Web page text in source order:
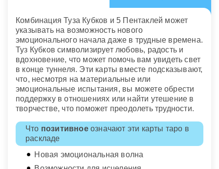
Комбинация Туза Кубков и 5 Пентаклей может
указывать на возможность нового
эмоционального начала даже в трудные времена.
Туз Кубков символизирует любовь, радость и
вдохновение, что может помочь вам увидеть свет
в конце туннеля. Эти карты вместе подсказывают,
что, несмотря на материальные или
эмоциональные испытания, вы можете обрести
поддержку в отношениях или найти утешение в
творчестве, что поможет преодолеть трудности.
Что позитивноеозначают эти карты таро в
раскладе
Новая эмоциональная волна